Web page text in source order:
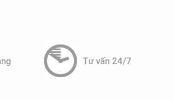
bằng độ pH, đảm bảo nước đạt
tải chất hữu cơ và các chất dinh
Tư vấn 24/7